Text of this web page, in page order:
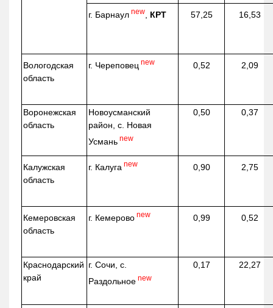
г. Барнаул new КРТ 57,25 16,53
Вологодская
область
г. Череповец new 0,52 2,09
Воронежская
область
Новоусманский
район, с. Новая
Усмань new
0,50 0,37
Калужская
область
г. Калуга new 0,90 2,75
Кемеровская
область
г. Кемерово new 0,99 0,52
Краснодарский
край
г. Сочи, с.
Раздольное new
0,17 22,27